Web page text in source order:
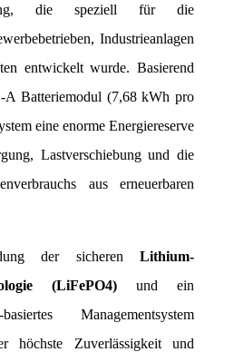
die speziell für die
Industrieanlagen
entwickelt wurde. Basierend
A Batteriemodul (7,68 kWh pro
eine enorme Energiereserve
Lastverschiebung und die
aus erneuerbaren
der sicheren Lithium-
(LiFePO4) und ein
Managementsystem
höchste Zuverlässigkeit und